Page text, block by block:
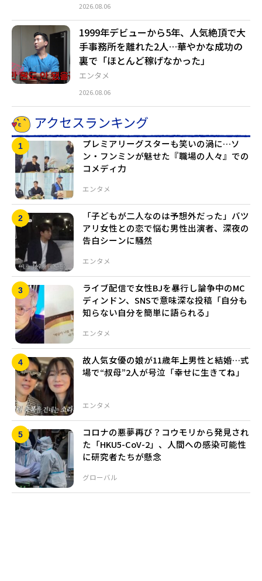
2026.08.06
エンタメ
1999年デビューから5年、人気絶頂で大
手事務所を離れた2人…華やかな成功の
裏で「ほとんど稼げなかった」
2026.08.06
アクセスランキング
エンタメ
プレミアリーグスターも笑いの渦に…ソ
ン・フンミンが魅せた『職場の人々』での
コメディ力
エンタメ
「子どもが二人なのは予想外だった」バツ
アリ女性との恋で悩む男性出演者、深夜の
告白シーンに騒然
エンタメ
ライブ配信で女性BJを暴行し論争中のMC
ディンドン、SNSで意味深な投稿「自分も
知らない自分を簡単に語られる」
エンタメ
故人気女優の娘が11歳年上男性と結婚…式
場で“叔母”2人が号泣「幸せに生きてね」
グローバル
コロナの悪夢再び？コウモリから発見され
た「HKU5-CoV-2」、人間への感染可能性
に研究者たちが懸念